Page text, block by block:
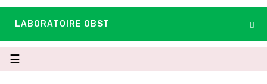
LABORATOIRE OBST
Basculer
la
☰